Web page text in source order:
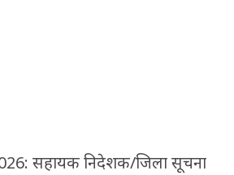
सहायक निदेशक/जिला सूचना